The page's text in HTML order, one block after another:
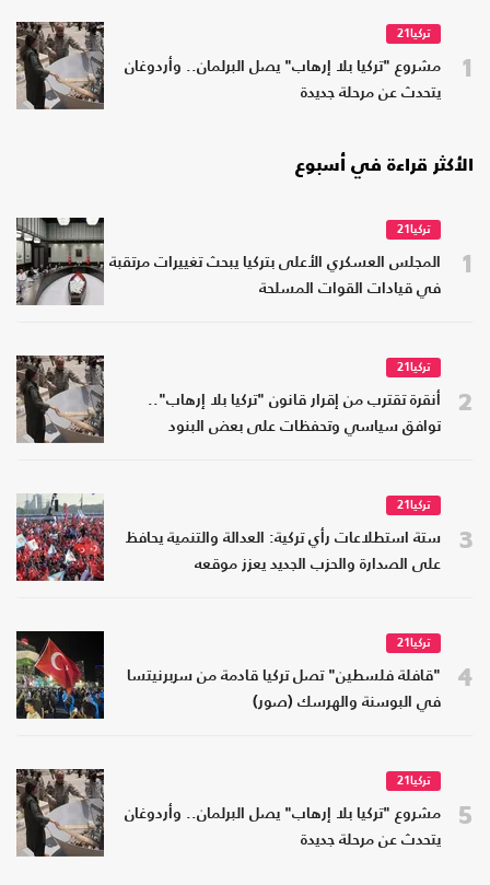
1
تركيا21
مشروع "تركيا بلا إرهاب" يصل البرلمان.. وأردوغان
يتحدث عن مرحلة جديدة
الأكثر قراءة في أسبوع
1
تركيا21
المجلس العسكري الأعلى بتركيا يبحث تغييرات مرتقبة
في قيادات القوات المسلحة
2
تركيا21
أنقرة تقترب من إقرار قانون "تركيا بلا إرهاب"..
توافق سياسي وتحفظات على بعض البنود
3
تركيا21
ستة استطلاعات رأي تركية: العدالة والتنمية يحافظ
على الصدارة والحزب الجديد يعزز موقعه
4
تركيا21
"قافلة فلسطين" تصل تركيا قادمة من سربرنيتسا
في البوسنة والهرسك (صور)
5
تركيا21
مشروع "تركيا بلا إرهاب" يصل البرلمان.. وأردوغان
يتحدث عن مرحلة جديدة